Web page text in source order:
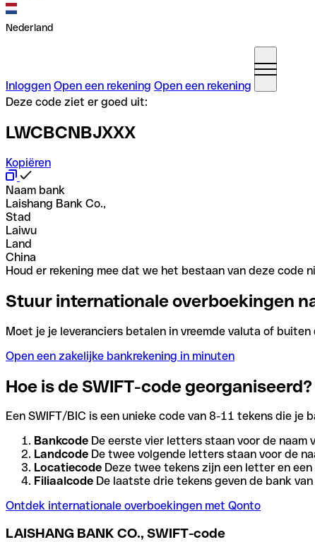
Nederland
Inloggen Open een rekening Open een rekening
Deze code ziet er goed uit:
LWCBCNBJXXX
Kopiëren
Naam bank
Laishang Bank Co.,
Stad
Laiwu
Land
China
Houd er rekening mee dat we het bestaan van deze code
Stuur internationale overboekingen
Moet je je leveranciers betalen in vreemde valuta of
Open een zakelijke bankrekening in minuten
Hoe is de SWIFT-code georganiseerd?
Een SWIFT/BIC is een unieke code van 8-11 tekens die
Bankcode De eerste vier letters staan voor de naam
Landcode De twee volgende letters staan voor de
Locatiecode Deze twee tekens zijn een letter en
Filiaalcode De laatste drie tekens geven de bank
Ontdek internationale overboekingen met Qonto
LAISHANG BANK CO., SWIFT-code